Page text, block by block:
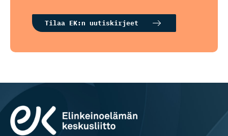
Tilaa EK:n uutiskirjeet